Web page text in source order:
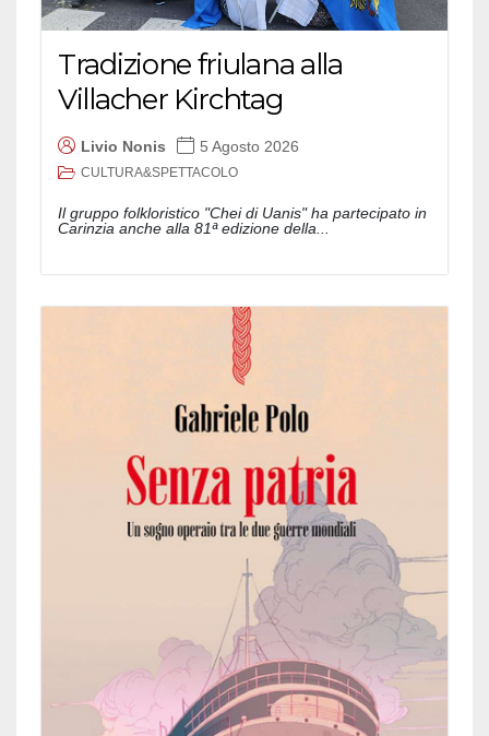
Tradizione friulana alla
Villacher Kirchtag
Livio Nonis 5 Agosto 2026
CULTURA&SPETTACOLO
Il gruppo folkloristico "Chei di Uanis" ha partecipato in
Carinzia anche alla 81ª edizione della...